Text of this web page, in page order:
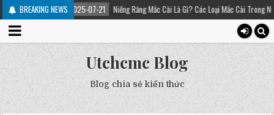
BREAKING NEWS
2025-07-21 Niềng Răng Mắc Cài Là Gì? Các Loại Mắc Cài Trong Niềng Răng –
Utchcmc Blog
Blog chia sẻ kiến thức